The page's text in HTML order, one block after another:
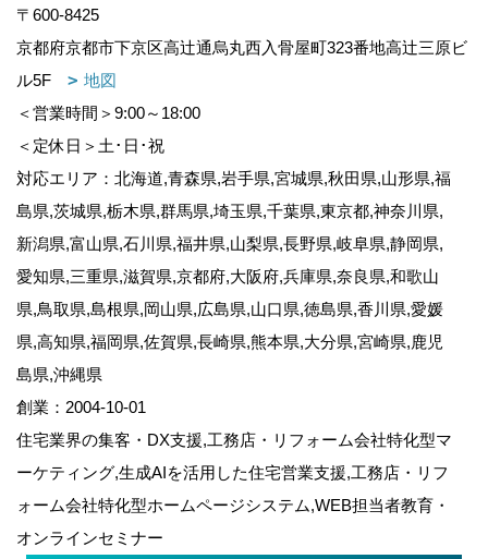
〒600-8425
京都府京都市下京区高辻通烏丸西入骨屋町323番地高辻三原ビ
ル5F
地図
＜営業時間＞9:00～18:00
＜定休日＞土･日･祝
対応エリア：北海道,青森県,岩手県,宮城県,秋田県,山形県,福
島県,茨城県,栃木県,群馬県,埼玉県,千葉県,東京都,神奈川県,
新潟県,富山県,石川県,福井県,山梨県,長野県,岐阜県,静岡県,
愛知県,三重県,滋賀県,京都府,大阪府,兵庫県,奈良県,和歌山
県,鳥取県,島根県,岡山県,広島県,山口県,徳島県,香川県,愛媛
県,高知県,福岡県,佐賀県,長崎県,熊本県,大分県,宮崎県,鹿児
島県,沖縄県
創業：2004-10-01
住宅業界の集客・DX支援,工務店・リフォーム会社特化型マ
ーケティング,生成AIを活用した住宅営業支援,工務店・リフ
ォーム会社特化型ホームページシステム,WEB担当者教育・
オンラインセミナー